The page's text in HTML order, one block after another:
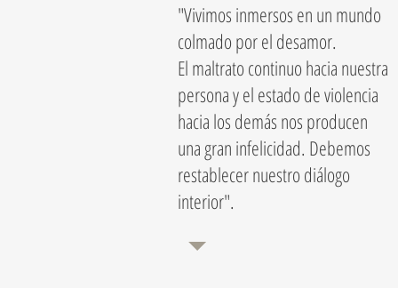
"Vivimos inmersos en un mundo
colmado por el desamor.
El maltrato continuo hacia nuestra
persona y el estado de violencia
hacia los demás nos producen
una gran infelicidad. Debemos
restablecer nuestro diálogo
interior".